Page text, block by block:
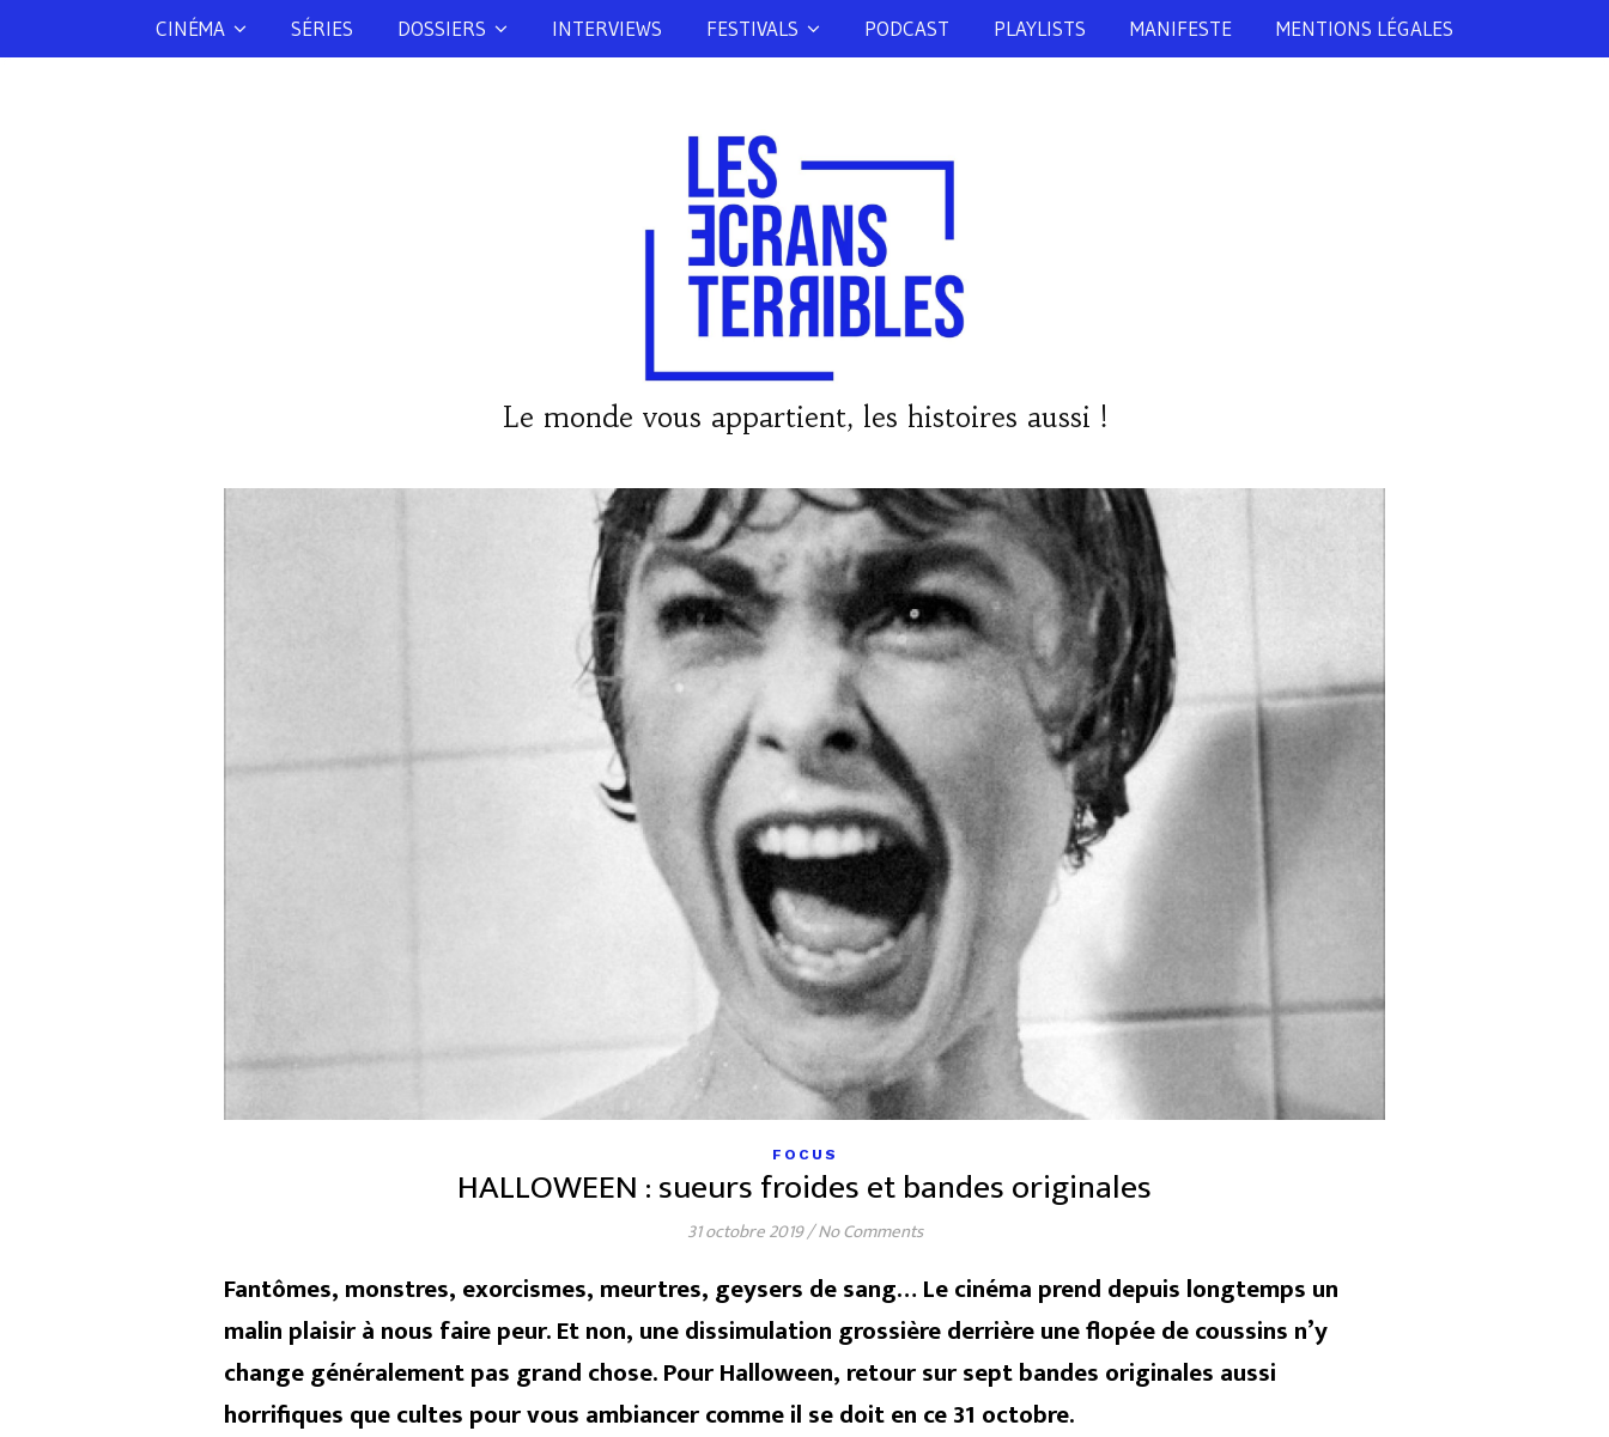
CINÉMA SÉRIES DOSSIERS INTERVIEWS FESTIVALS PODCAST PLAYLISTS MANIFESTE MENTIONS LÉGALES
Le monde vous appartient, les histoires aussi !
FOCUS
HALLOWEEN : sueurs froides et bandes originales
31 octobre 2019/No Comments
Fantômes, monstres, exorcismes, meurtres, geysers de sang… Le cinéma prend depuis longtemps un
malin plaisir à nous faire peur. Et non, une dissimulation grossière derrière une flopée de coussins n’y
change généralement pas grand chose. Pour Halloween, retour sur sept bandes originales aussi
horrifiques que cultes pour vous ambiancer comme il se doit en ce 31 octobre.